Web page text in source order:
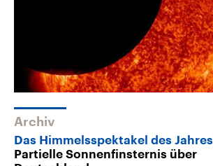
Archiv
Das Himmelsspektakel des Jahres
Partielle Sonnenfinsternis über